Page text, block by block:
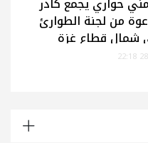
من لجنة الطوارئ
شمال قطاع غزة